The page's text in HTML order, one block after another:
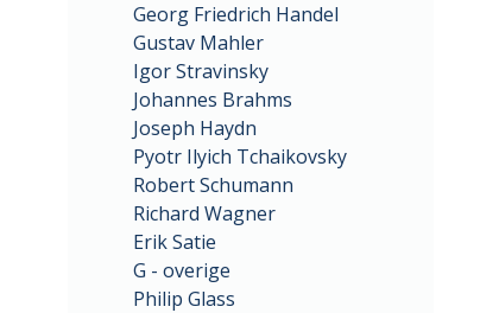
Georg Friedrich Handel
Gustav Mahler
Igor Stravinsky
Johannes Brahms
Joseph Haydn
Pyotr Ilyich Tchaikovsky
Robert Schumann
Richard Wagner
Erik Satie
G - overige
Philip Glass